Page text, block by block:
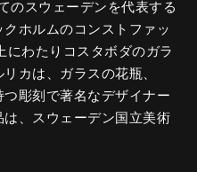
のスウェーデンを代表する
ホルムのコンストファッ
にわたりコスタボダのガラ
カは、ガラスの花瓶、
彫刻で著名なデザイナー
、スウェーデン国立美術